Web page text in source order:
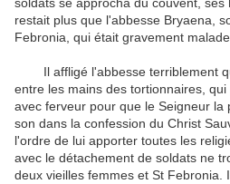
restait plus que l'abbesse Bryaena,
Febronia, qui était gravement
Il affligé l'abbesse terriblement
entre les mains des tortionnaires,
avec ferveur pour que le Seigneur
son dans la confession du Christ
l'ordre de lui apporter toutes les
avec le détachement de soldats ne
deux vieilles femmes et St Febronia.